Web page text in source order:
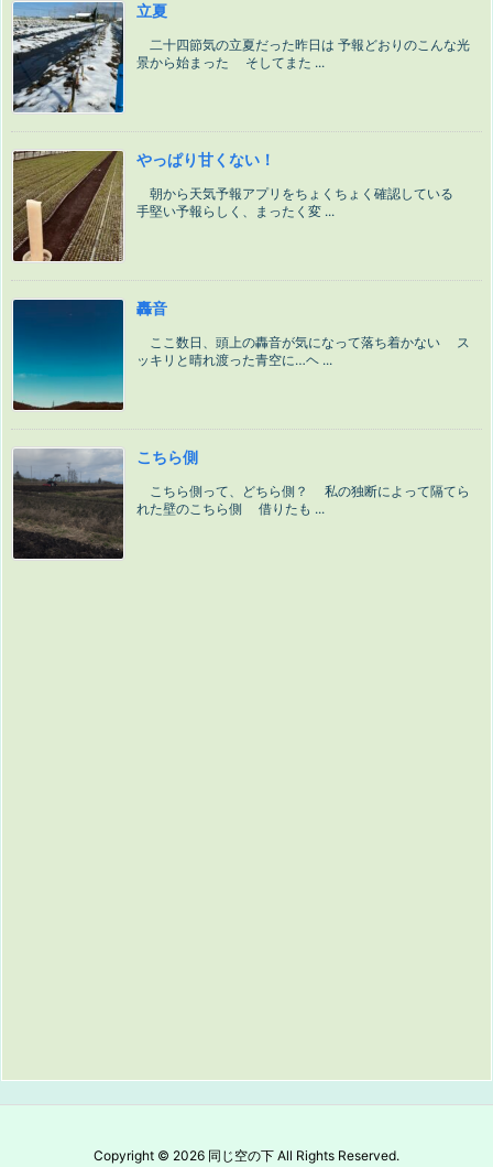
立夏
二十四節気の立夏だった昨日は 予報どおりのこんな光
景から始まった そしてまた ...
やっぱり甘くない！
朝から天気予報アプリをちょくちょく確認している
手堅い予報らしく、まったく変 ...
轟音
ここ数日、頭上の轟音が気になって落ち着かない ス
ッキリと晴れ渡った青空に…ヘ ...
こちら側
こちら側って、どちら側？ 私の独断によって隔てら
れた壁のこちら側 借りたも ...
Copyright © 2026 同じ空の下 All Rights Reserved.